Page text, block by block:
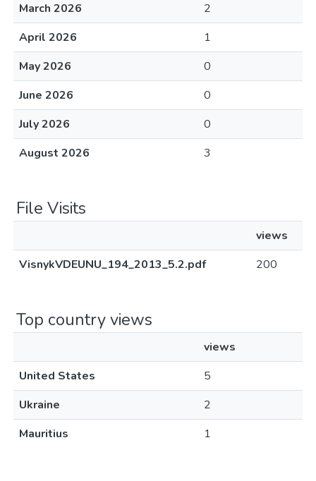
March 2026
2
April 2026
1
May 2026
0
June 2026
0
July 2026
0
August 2026
3
File Visits
views
VisnykVDEUNU_194_2013_5.2.pdf
200
Top country views
views
United States
5
Ukraine
2
Mauritius
1